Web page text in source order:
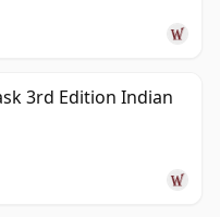
3rd Edition Indian